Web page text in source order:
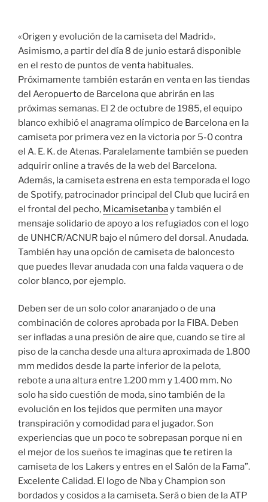
«Origen y evolución de la camiseta del Madrid».
Asimismo, a partir del día 8 de junio estará disponible
en el resto de puntos de venta habituales.
Próximamente también estarán en venta en las tiendas
del Aeropuerto de Barcelona que abrirán en las
próximas semanas. El 2 de octubre de 1985, el equipo
blanco exhibió el anagrama olímpico de Barcelona en la
camiseta por primera vez en la victoria por 5-0 contra
el A. E. K. de Atenas. Paralelamente también se pueden
adquirir online a través de la web del Barcelona.
Además, la camiseta estrena en esta temporada el logo
de Spotify, patrocinador principal del Club que lucirá en
el frontal del pecho, Micamisetanbay también el
mensaje solidario de apoyo a los refugiados con el logo
de UNHCR/ACNUR bajo el número del dorsal. Anudada.
También hay una opción de camiseta de baloncesto
que puedes llevar anudada con una falda vaquera o de
color blanco, por ejemplo.
Deben ser de un solo color anaranjado o de una
combinación de colores aprobada por la FIBA. Deben
ser infladas a una presión de aire que, cuando se tire al
piso de la cancha desde una altura aproximada de 1.800
mm medidos desde la parte inferior de la pelota,
rebote a una altura entre 1.200 mm y 1.400 mm. No
solo ha sido cuestión de moda, sino también de la
evolución en los tejidos que permiten una mayor
transpiración y comodidad para el jugador. Son
experiencias que un poco te sobrepasan porque ni en
el mejor de los sueños te imaginas que te retiren la
camiseta de los Lakers y entres en el Salón de la Fama”.
Excelente Calidad. El logo de Nba y Champion son
bordados y cosidos a la camiseta. Será o bien de la ATP